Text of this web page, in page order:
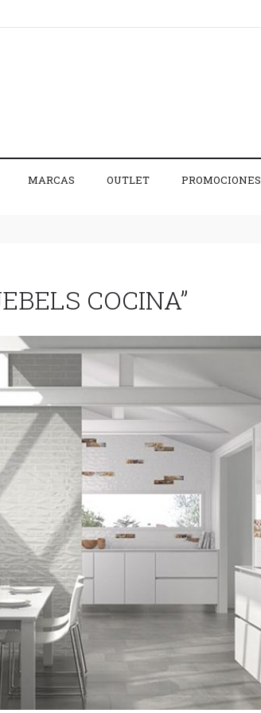
MARCAS OUTLET PROMOCIONES
COCINA”